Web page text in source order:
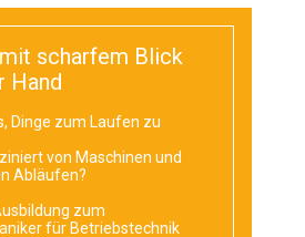
scharfem Blick
Hand
Dinge zum Laufen zu
von Maschinen und
Abläufen?
zum
für Betriebstechnik